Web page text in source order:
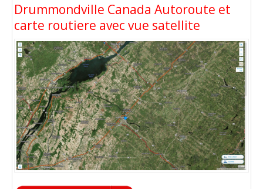
Drummondville Canada Autoroute et
carte routiere avec vue satellite